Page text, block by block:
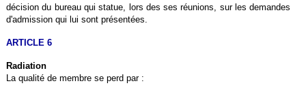
décision du bureau qui statue, lors des ses réunions, sur les demandes
d'admission qui lui sont présentées.
ARTICLE 6
Radiation
La qualité de membre se perd par :